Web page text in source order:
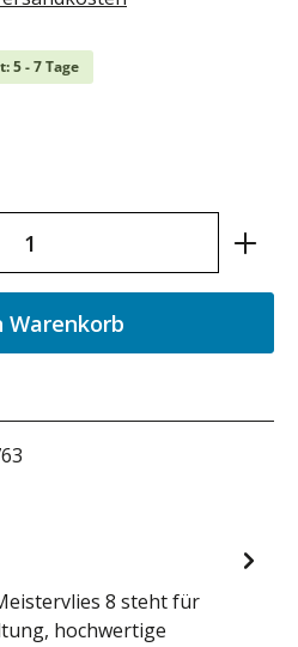
5 - 7 Tage
den gewünschten
Warenkorb
8 steht für
hochwertige